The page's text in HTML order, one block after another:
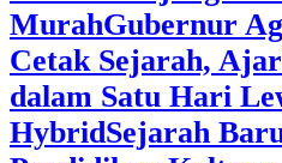
MurahGubernur
Cetak Sejarah,
dalam Satu Hari
HybridSejarah